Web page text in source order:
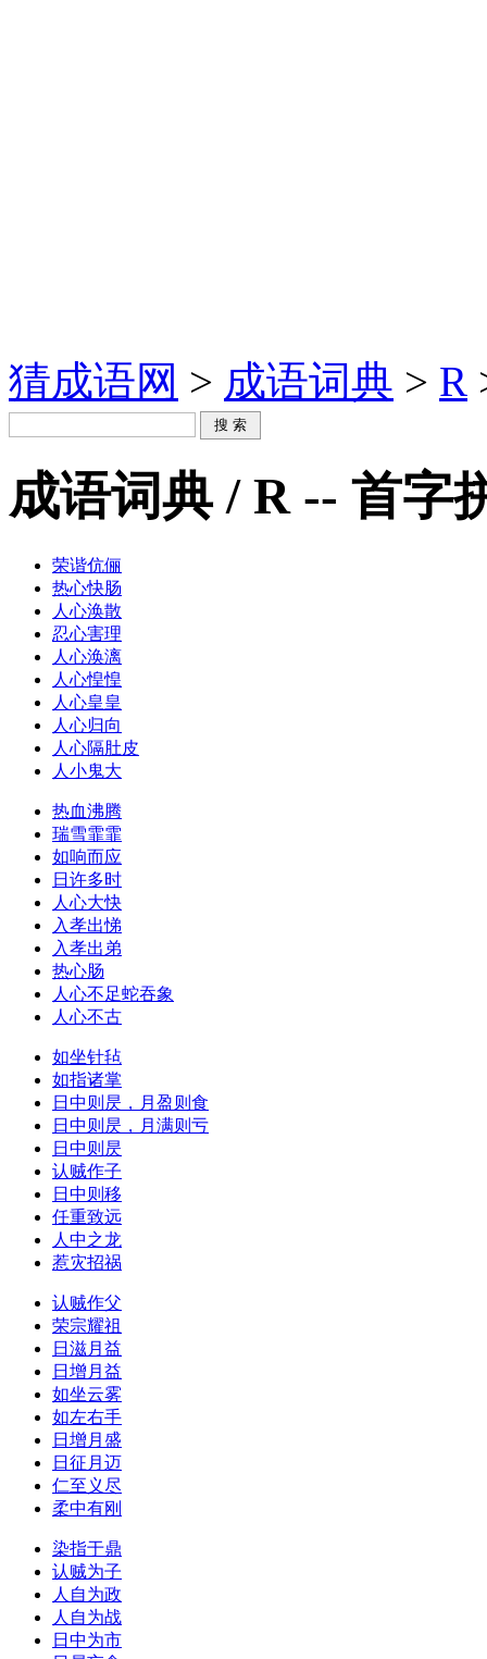
猜成语网 > 成语词典 > R
成语词典 / R -- 首字
荣谐伉俪
热心快肠
人心涣散
忍心害理
人心涣漓
人心惶惶
人心皇皇
人心归向
人心隔肚皮
人小鬼大
热血沸腾
瑞雪霏霏
如响而应
日许多时
人心大快
入孝出悌
入孝出弟
热心肠
人心不足蛇吞象
人心不古
如坐针毡
如指诸掌
日中则昃，月盈则食
日中则昃，月满则亏
日中则昃
认贼作子
日中则移
任重致远
人中之龙
惹灾招祸
认贼作父
荣宗耀祖
日滋月益
日增月益
如坐云雾
如左右手
日增月盛
日征月迈
仁至义尽
柔中有刚
染指于鼎
认贼为子
人自为政
人自为战
日中为市